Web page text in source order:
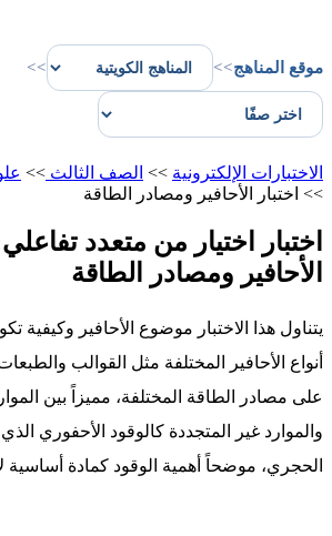
موقع المناهج>>
>>
الاختبارات الإلكترونية >> الصف الثالث >>
>> اختبار الأحافير ومصادر الطاقة
اختبار اختيار من متعدد
الأحافير ومصادر الطاقة
يتناول هذا الاختبار موضوع الأحافير وكيفية
أنواع الأحافير المختلفة مثل القوالب
على مصادر الطاقة المختلفة، مميزاً بين
والموارد غير المتجددة كالوقود الأحفوري
الحجري، موضحاً أهمية الوقود كمادة أساسية